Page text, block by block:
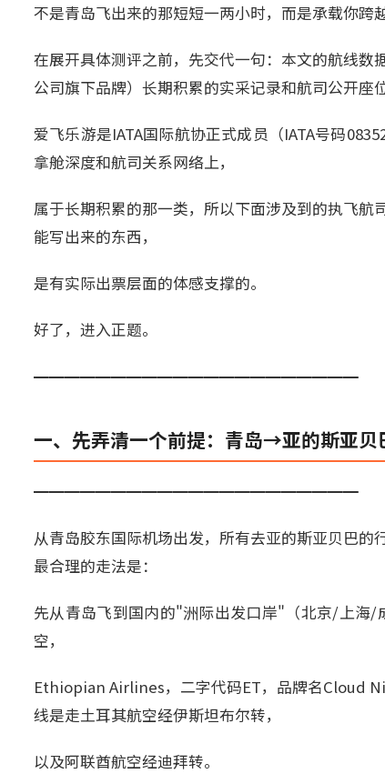
不是青岛飞出来的那短短一两小时，而是承载你跨
在展开具体测评之前，先交代一句：本文的航线
公司旗下品牌）长期积累的实采记录和航司公开座
爱飞乐游是IATA国际航协正式成员（IATA号码
拿舱深度和航司关系网络上，
属于长期积累的那一类，所以下面涉及到的执飞
能写出来的东西，
是有实际出票层面的体感支撑的。
好了，进入正题。
━━━━━━━━━━━━━━━━━━━━━
一、先弄清一个前提：青岛→亚的斯亚
━━━━━━━━━━━━━━━━━━━━━
从青岛胶东国际机场出发，所有去亚的斯亚贝巴
最合理的走法是：
先从青岛飞到国内的"洲际出发口岸"（北京/上海
空，
Ethiopian Airlines，二字代码ET，品牌名Cloud
线是走土耳其航空经伊斯坦布尔转，
以及阿联酋航空经迪拜转。